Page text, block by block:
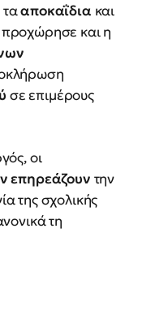
τααποκαΐδια και
και η
σε επιμέρους
οι
επηρεάζουν την
της σχολικής
τη